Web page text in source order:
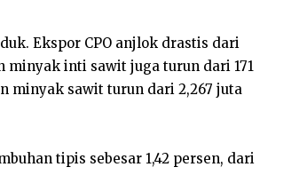
Ekspor CPO anjlok drastis dari
minyak inti sawit juga turun dari 171
minyak sawit turun dari 2,267 juta
tipis sebesar 1,42 persen, dari